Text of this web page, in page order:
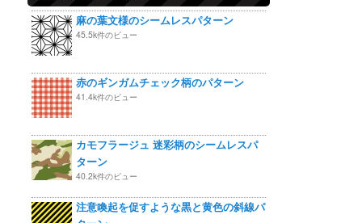
麻の葉文様のシームレスパターン
45.5k件のビュー
赤のギンガムチェック柄のパターン
41.4k件のビュー
カモフラージュ 迷彩柄のシームレスパ
ターン
40.2k件のビュー
注意喚起を促すような黒と黄色の斜線パ